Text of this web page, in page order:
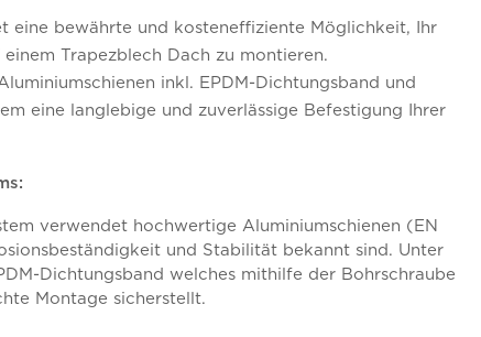
eine bewährte und kosteneffiziente Möglichkeit, Ihr
Trapezblech Dach zu montieren.
inkl. EPDM-Dichtungsband und
eine langlebige und zuverlässige Befestigung Ihrer
verwendet hochwertige Aluminiumschienen (EN
und Stabilität bekannt sind. Unter
Dichtungsband welches mithilfe der Bohrschraube
Montage sicherstellt.